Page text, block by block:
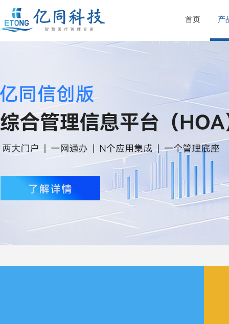
首页 产
亿同医院综合管理信息平台（HOA）
亿同护理管理系统
亿同医务管理系统
亿同教学管理系统
亿同人力资源管理系统